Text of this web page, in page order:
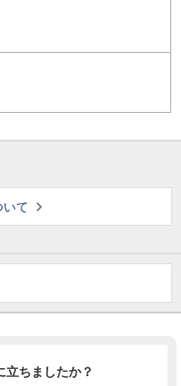
いて
立ちましたか？